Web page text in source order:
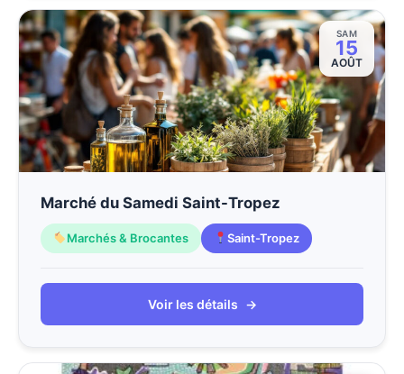
SAM
15
AOÛT
Marché du Samedi Saint-Tropez
Marchés & Brocantes Saint-Tropez
Voir les détails →